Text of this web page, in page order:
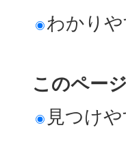
わかり
このペー
見つけ